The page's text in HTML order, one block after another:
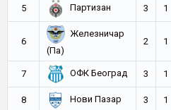
5 Партизан 3 1
6
Железничар
(Па)
2 1
7 ОФК Београд 3 1
8 Нови Пазар 3 1